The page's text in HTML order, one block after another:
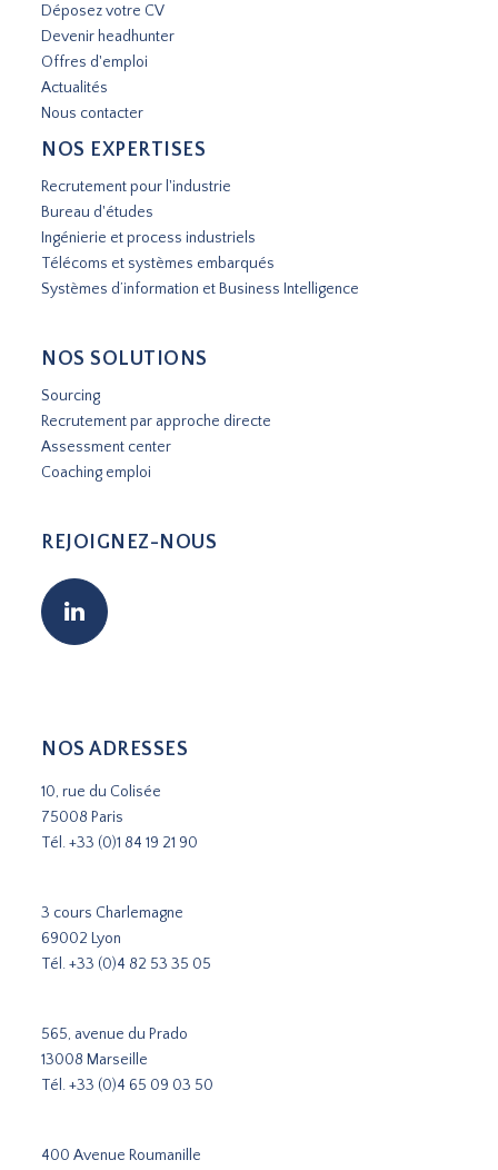
Déposez votre CV
Devenir headhunter
Offres d'emploi
Actualités
Nous contacter
NOS EXPERTISES
Recrutement pour l'industrie
Bureau d'études
Ingénierie et process industriels
Télécoms et systèmes embarqués
Systèmes d’information et Business Intelligence
NOS SOLUTIONS
Sourcing
Recrutement par approche directe
Assessment center
Coaching emploi
REJOIGNEZ-NOUS
NOS ADRESSES
10, rue du Colisée
75008 Paris
Tél.+33 (0)1 84 19 21 90
3 cours Charlemagne
69002 Lyon
Tél.+33 (0)4 82 53 35 05
565, avenue du Prado
13008 Marseille
Tél.+33 (0)4 65 09 03 50
400 Avenue Roumanille